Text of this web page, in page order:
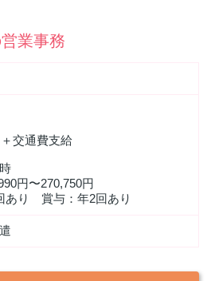
業事務
交通費支給
円〜270,750円
あり 賞与：年2回あり